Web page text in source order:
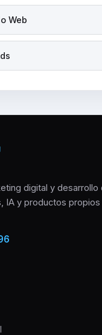
Web
digital y
IA y productos